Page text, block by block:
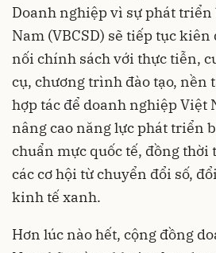
Doanh nghiệp vì sự phát
Nam (VBCSD) sẽ tiếp tục
nối chính sách với thực tiễn,
cụ, chương trình đào tạo, nền
hợp tác để doanh nghiệp Việt
nâng cao năng lực phát triển
chuẩn mực quốc tế, đồng thời
các cơ hội từ chuyển đổi số,
kinh tế xanh.
Hơn lúc nào hết, cộng đồng